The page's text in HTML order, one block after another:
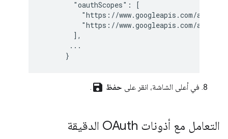
        "oauthScopes": [
"https://www.googleapis.com/auth/
"https://www.googleapis.com/auth/
        ],
       ...
      }
في أعلى الشاشة، انقر على حفظ save
.
التعامل مع أذونات OAuth الدقيقة